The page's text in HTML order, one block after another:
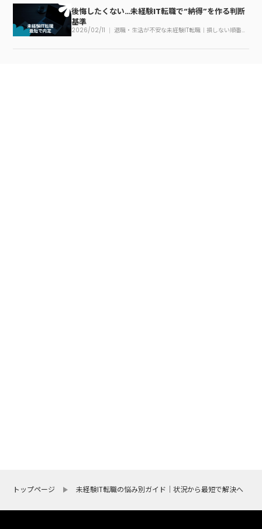
後悔したくない…未経験IT転職で“納得”を作る判断
基準
2026/02/11 退職・生活が不安な未経験IT転職｜損しない順番の
作り方
トップページ 未経験IT転職の悩み別ガイド｜状況から最短で解決へ